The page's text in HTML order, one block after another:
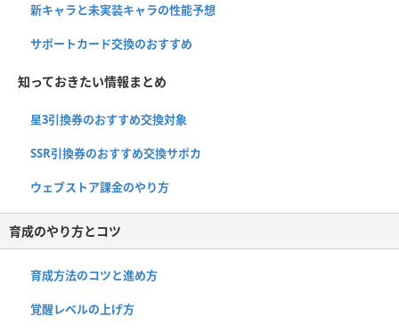
新キャラと未実装キャラの性能予想
サポートカード交換のおすすめ
知っておきたい情報まとめ
星3引換券のおすすめ交換対象
SSR引換券のおすすめ交換サポカ
ウェブストア課金のやり方
育成のやり方とコツ
育成方法のコツと進め方
覚醒レベルの上げ方